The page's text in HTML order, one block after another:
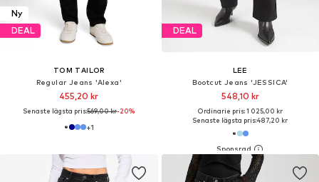
Ny
DEAL
TOM TAILOR
Regular Jeans 'Alexa'
455,20 kr
Senaste lägsta pris:569,00 kr-20%
+1
DEAL
LEE
Bootcut Jeans 'JESSICA'
548,10 kr
Ordinarie pris: 1 025,00 kr
Senaste lägsta pris:487,20 kr